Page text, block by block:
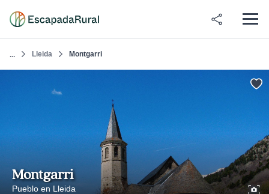
... Lleida Montgarri
Montgarri
Pueblo en Lleida